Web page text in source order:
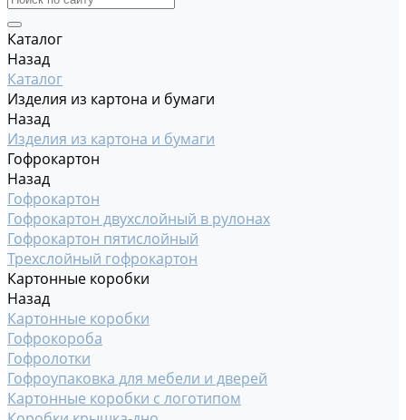
Каталог
Назад
Каталог
Изделия из картона и бумаги
Назад
Изделия из картона и бумаги
Гофрокартон
Назад
Гофрокартон
Гофрокартон двухслойный в рулонах
Гофрокартон пятислойный
Трехслойный гофрокартон
Картонные коробки
Назад
Картонные коробки
Гофрокороба
Гофролотки
Гофроупаковка для мебели и дверей
Картонные коробки с логотипом